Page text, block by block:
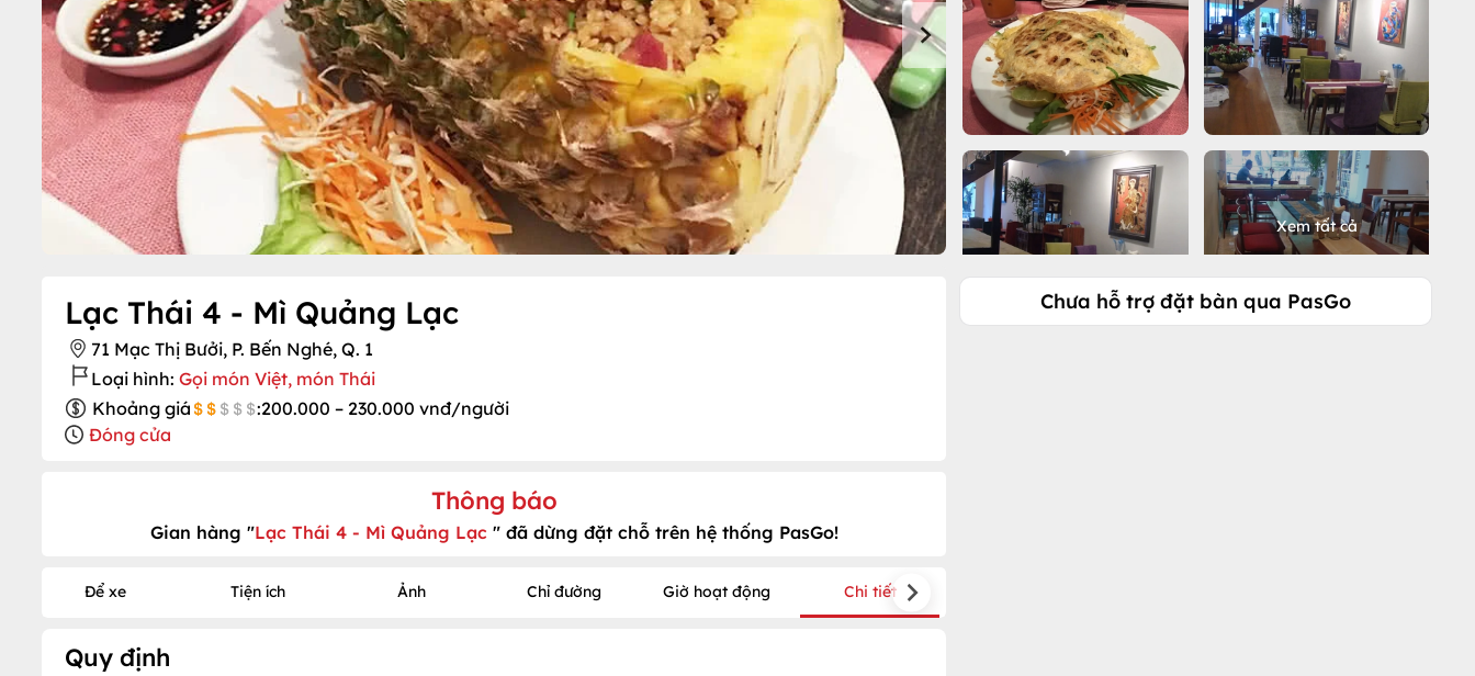
Xem tất cả
Lạc Thái 4 - Mì Quảng Lạc
71 Mạc Thị Bưởi, P. Bến Nghé, Q. 1
Loại hình: Gọi món Việt, món Thái
Khoảng giá
:200.000 – 230.000 vnđ/người
Đóng cửa
Thông báo
Gian hàng "Lạc Thái 4 - Mì Quảng Lạc " đã dừng đặt chỗ trên hệ thống PasGo!
Để xe Tiện ích Ảnh Chỉ đường Giờ hoạt động Chi tiết
Quy định
Chưa hỗ trợ đặt bàn qua PasGo